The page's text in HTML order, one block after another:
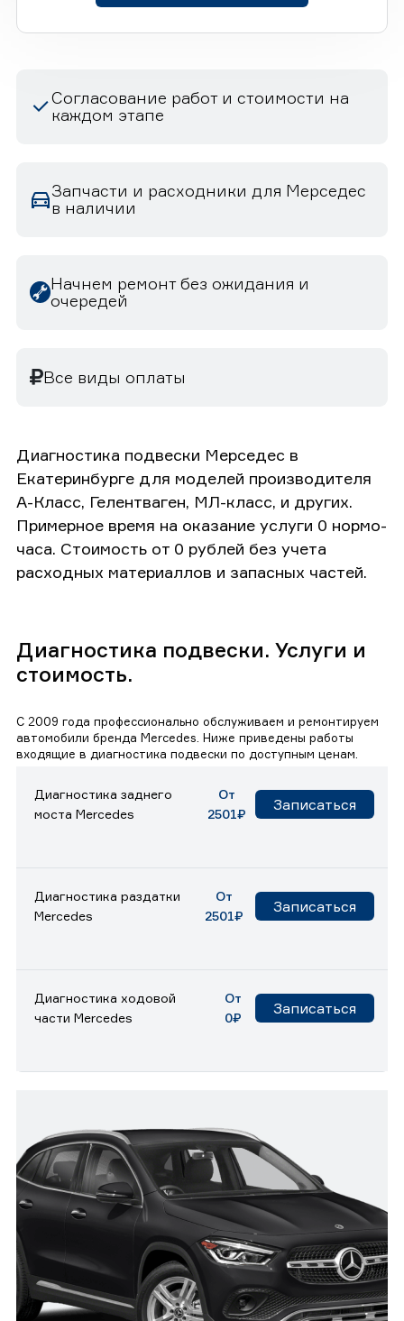
Согласование работ и стоимости на
каждом этапе
Запчасти и расходники для Мерседес
в наличии
Начнем ремонт без ожидания и
очередей
Все виды оплаты
Диагностика подвески Мерседес в
Екатеринбурге для моделей производителя
А-Класс, Гелентваген, МЛ-класс, и других.
Примерное время на оказание услуги 0 нормо-
часа. Стоимость от 0 рублей без учета
расходных материаллов и запасных частей.
Диагностика подвески. Услуги и
стоимость.
С 2009 года профессионально обслуживаем и ремонтируем
автомобили бренда Mercedes. Ниже приведены работы
входящие в диагностика подвески по доступным ценам.
Диагностика заднего
моста Mercedes
От
2501₽
Записаться
Диагностика раздатки
Mercedes
От
2501₽
Записаться
Диагностика ходовой
части Mercedes
От
0₽
Записаться